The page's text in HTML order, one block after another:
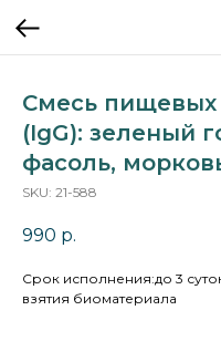
Смесь пищевых
(IgG): зеленый
фасоль,
SKU: 21-588
990 р.
Cрок исполнения:до 3
взятия биоматериала